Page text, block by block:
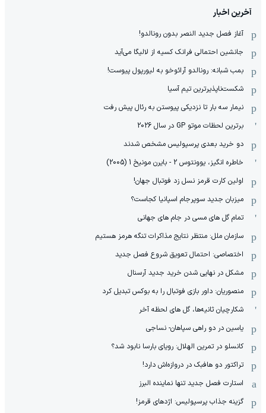
آخرین اخبار
آغاز فصل جدید النصر بدون رونالدو!
جانشین احتمالی فرانک کسیه از لالیگا می‌آید
بمب شبانه: رونالدو آرائوخو به لیورپول پیوست!
شکست‌ناپذیرترین تیم آسیا
نیمار سه بار تا نزدیکی پیوستن به رئال پیش رفت
برترین لحظات موتو GP در سال 2026
دو خرید بعدی پرسپولیس مشخص شدند
خاطره انگیز، یوونتوس 2 - بایرن مونیخ 1 (2005)
اولین کارت قرمز نسل زد فوتبال جهان!
میزبان جدید سوپرجام اسپانیا کجاست؟
تمام گل های مسی در جام های جهانی
سازمان ملل: منتظر نتایج مذاکرات تنگه هرمز هستیم
اختصاصی: احتمال تعویق شروع فصل جدید
مشکل در نهایی شدن خرید جدید آرسنال
منصوریان: داور بازی فوتبال را به بوکس تبدیل کرد
شکارچیان ثانیه‌ها، گل های لحظه آخر
یاسین در دو راهی سپاهان- نساجی
کانسلو در تمرین الهلال: رویای بارسا نابود شد؟
تراکتور دو هافبک در دروازه‌اش دارد!
استارت فصل جدید تنها نماینده البرز
گزینه جذاب پرسپولیس: اژدهای قرمز!